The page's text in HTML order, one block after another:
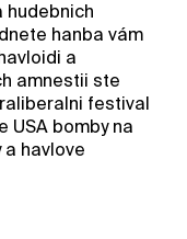
hudebnich
hanba vám
a
amnestii ste
festival
USA bomby na
a havlove